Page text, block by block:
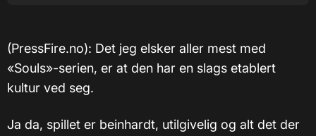
(PressFire.no): Det jeg elsker aller mest med
«Souls»-serien, er at den har en slags etablert
kultur ved seg.
Ja da, spillet er beinhardt, utilgivelig og alt det der